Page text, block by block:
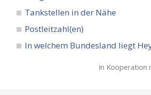
Tankstellen in der Nähe
Postleitzahl(en)
In welchem Bundesland liegt
In Kooperation